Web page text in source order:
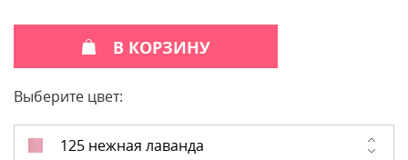
В КОРЗИНУ
Выберите цвет:
125 нежная лаванда